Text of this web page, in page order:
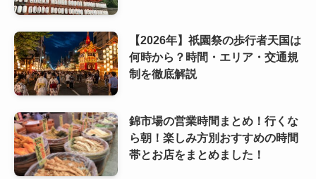
【2026年】祇園祭の歩行者天国は
何時から？時間・エリア・交通規
制を徹底解説
錦市場の営業時間まとめ！行くな
ら朝！楽しみ方別おすすめの時間
帯とお店をまとめました！